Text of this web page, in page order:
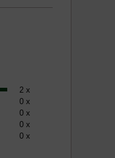
2 x
0 x
0 x
0 x
0 x